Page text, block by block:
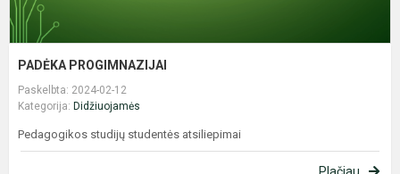
PADĖKA PROGIMNAZIJAI
Paskelbta: 2024-02-12
Kategorija: Didžiuojamės
Pedagogikos studijų studentės atsiliepimai